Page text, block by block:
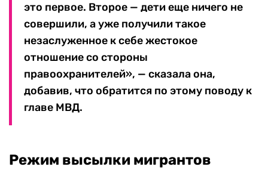
это первое. Второе — дети еще ничего не
совершили, а уже получили такое
незаслуженное к себе жестокое
отношение со стороны
правоохранителей», — сказала она,
добавив, что обратится по этому поводу к
главе МВД.
Режим высылки мигрантов